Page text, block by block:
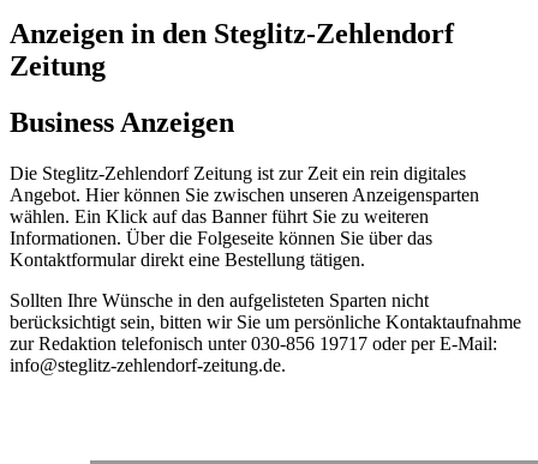
Anzeigen in den Steglitz-Zehlendorf
Zeitung
Business Anzeigen
Die Steglitz-Zehlendorf Zeitung ist zur Zeit ein rein digitales
Angebot. Hier können Sie zwischen unseren Anzeigensparten
wählen. Ein Klick auf das Banner führt Sie zu weiteren
Informationen. Über die Folgeseite können Sie über das
Kontaktformular direkt eine Bestellung tätigen.
Sollten Ihre Wünsche in den aufgelisteten Sparten nicht
berücksichtigt sein, bitten wir Sie um persönliche Kontaktaufnahme
zur Redaktion telefonisch unter 030-856 19717 oder per E-Mail:
info@steglitz-zehlendorf-zeitung.de.